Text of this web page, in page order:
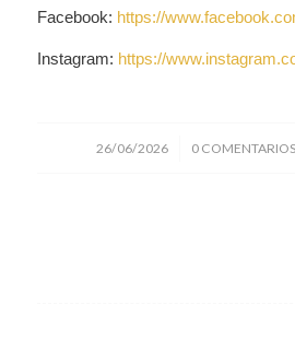
Facebook: https://
Instagram: https://
26/06/2026
/ 0 COMENTARIOS
/